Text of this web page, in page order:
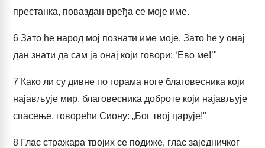
престанка, поваздан вређа се моје име.
6 Зато ће народ мој познати име моје. Зато ће у онај
дан знати да сам ја онај који говори: ‘Ево ме!’"
7 Како ли су дивне по горама ноге благовесника који
најављује мир, благовесника доброте који најављује
спасење, говорећи Сиону: „Бог твој царује!"
8 Глас стражара твојих се подиже, глас заједничког